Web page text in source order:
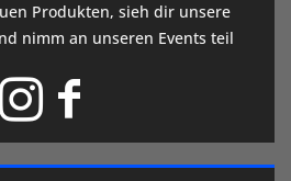
Produkten, sieh dir unsere
nimm an unseren Events teil